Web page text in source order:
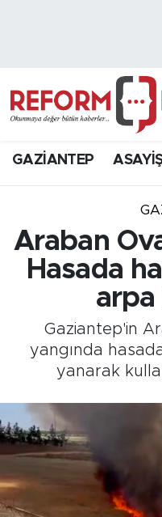
GAZİANTEP
Araban
Hasada
arpa
Gaziantep'in
yangında
yanarak
Hava Durumu
Süper Lig Puan
Son Dakika
Haber Arşivi